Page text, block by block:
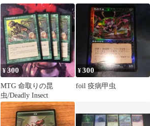
¥300
MTG 命取りの昆
虫/Deadly Insect
¥300
foil 疫病甲虫